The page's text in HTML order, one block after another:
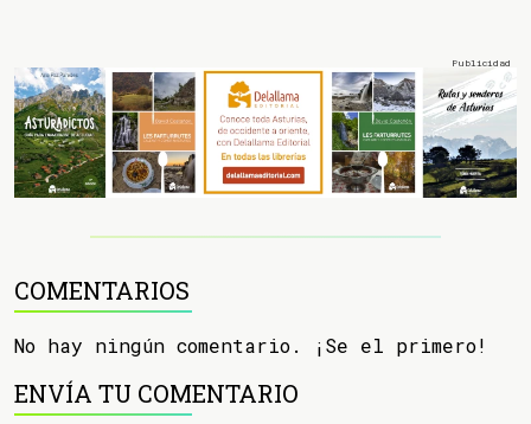
COMENTARIOS
No hay ningún comentario. ¡Se el primero!
ENVÍA TU COMENTARIO